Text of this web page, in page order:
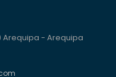
Arequipa - Arequipa